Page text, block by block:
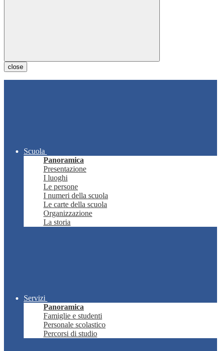
close
Scuola
Panoramica
Presentazione
I luoghi
Le persone
I numeri della scuola
Le carte della scuola
Organizzazione
La storia
Servizi
Panoramica
Famiglie e studenti
Personale scolastico
Percorsi di studio